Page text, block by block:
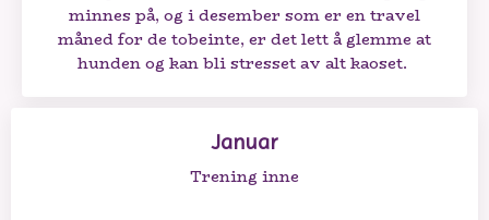
minnes på, og i desember som er en travel
måned for de tobeinte, er det lett å glemme at
hunden og kan bli stresset av alt kaoset.
Januar
Trening inne